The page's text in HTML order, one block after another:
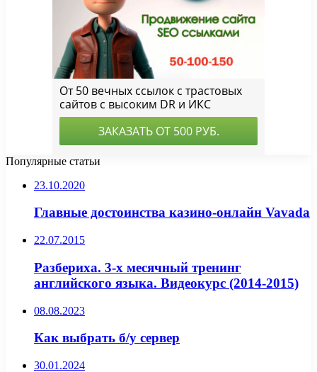
Популярные статьи
23.10.2020
Главные достоинства казино-онлайн Vavada
22.07.2015
Paзбepиxa. 3-х месячный тренинг
английского языка. Видеокурс (2014-2015)
08.08.2023
Как выбрать б/у сервер
30.01.2024